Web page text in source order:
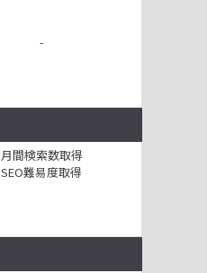
-
月間検索数取得
SEO難易度取得